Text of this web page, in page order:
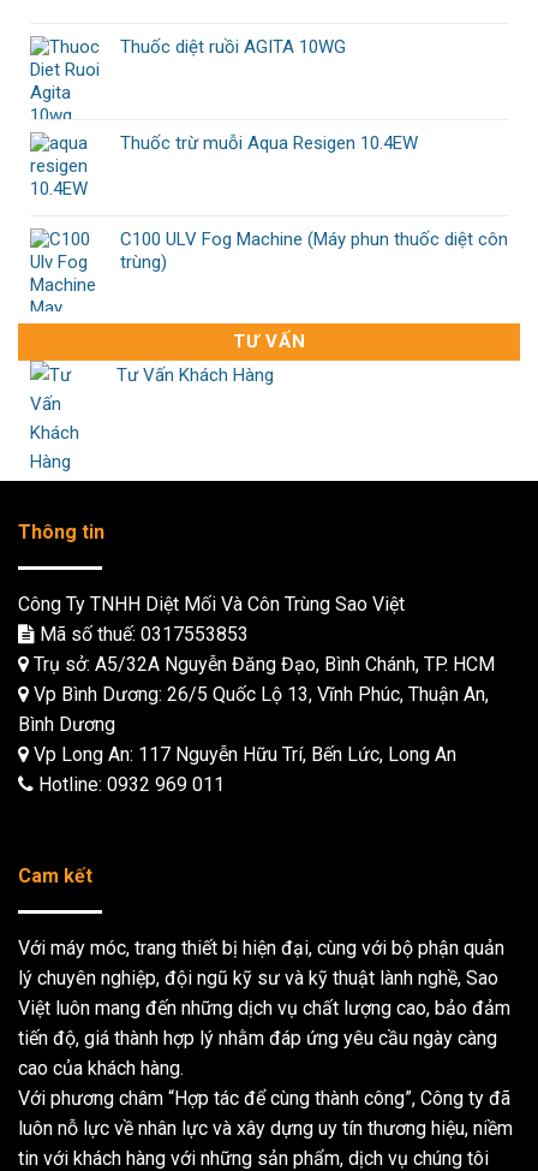
Thuốc diệt ruồi AGITA 10WG
Thuốc trừ muỗi Aqua Resigen 10.4EW
C100 ULV Fog Machine (Máy phun thuốc diệt côn
trùng)
TƯ VẤN
Tư Vấn Khách Hàng
Thông tin
Công Ty TNHH Diệt Mối Và Côn Trùng Sao Việt
Mã số thuế: 0317553853
Trụ sở: A5/32A Nguyễn Đăng Đạo, Bình Chánh, TP. HCM
Vp Bình Dương: 26/5 Quốc Lộ 13, Vĩnh Phúc, Thuận An,
Bình Dương
Vp Long An: 117 Nguyễn Hữu Trí, Bến Lức, Long An
Hotline: 0932 969 011
Cam kết
Với máy móc, trang thiết bị hiện đại, cùng với bộ phận quản
lý chuyên nghiệp, đội ngũ kỹ sư và kỹ thuật lành nghề, Sao
Việt luôn mang đến những dịch vụ chất lượng cao, bảo đảm
tiến độ, giá thành hợp lý nhằm đáp ứng yêu cầu ngày càng
cao của khách hàng.
Với phương châm “Hợp tác để cùng thành công”, Công ty đã
luôn nỗ lực về nhân lực và xây dựng uy tín thương hiệu, niềm
tin với khách hàng với những sản phẩm, dịch vụ chúng tôi